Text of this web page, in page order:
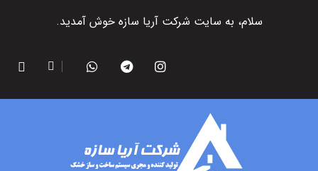
سلام، به سایت شرکت آریا سازه خوش آمدید.